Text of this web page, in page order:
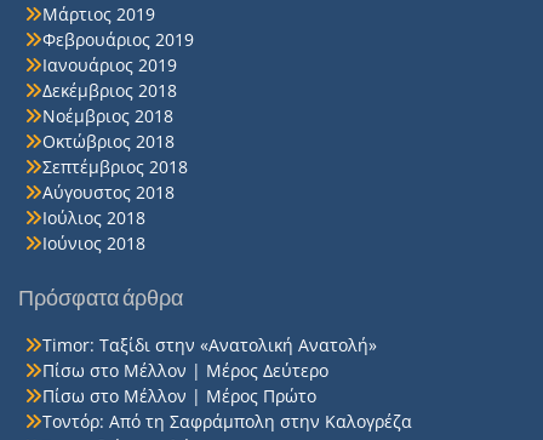
Μάρτιος 2019
Φεβρουάριος 2019
Ιανουάριος 2019
Δεκέμβριος 2018
Νοέμβριος 2018
Οκτώβριος 2018
Σεπτέμβριος 2018
Αύγουστος 2018
Ιούλιος 2018
Ιούνιος 2018
Πρόσφατα άρθρα
Timor: Ταξίδι στην «Ανατολική Ανατολή»
Πίσω στο Μέλλον | Μέρος Δεύτερο
Πίσω στο Μέλλον | Μέρος Πρώτο
Τοντόρ: Από τη Σαφράμπολη στην Καλογρέζα